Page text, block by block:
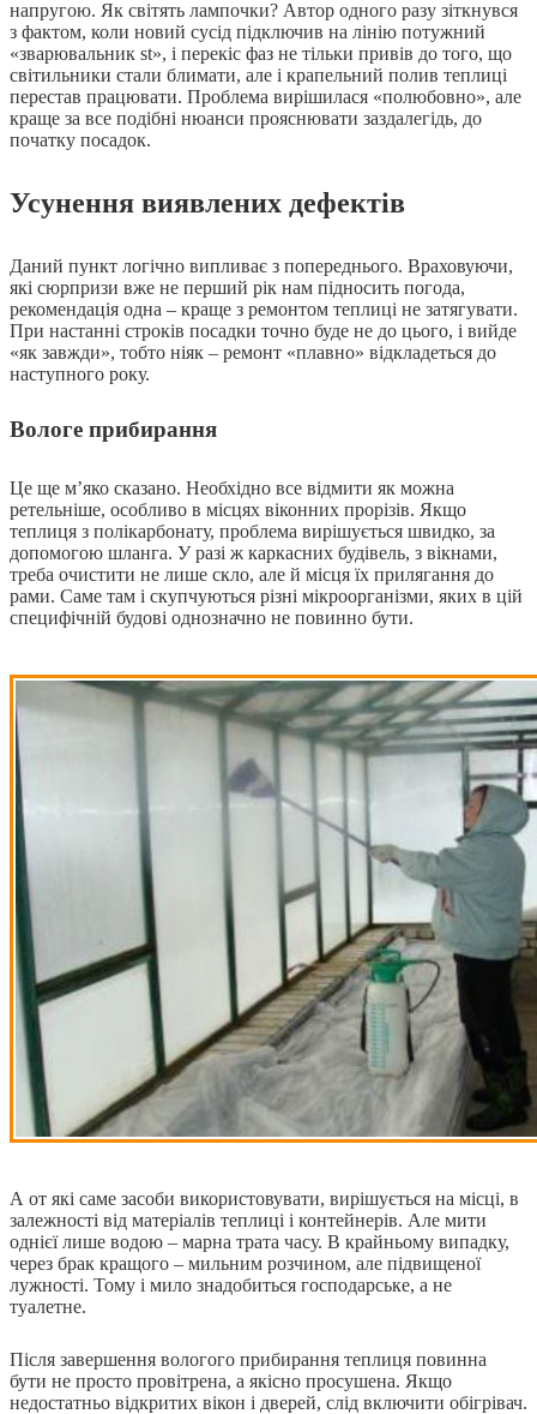
напругою. Як світять лампочки? Автор одного разу зіткнувся
з фактом, коли новий сусід підключив на лінію потужний
«зварювальник st», і перекіс фаз не тільки привів до того, що
світильники стали блимати, але і крапельний полив теплиці
перестав працювати. Проблема вирішилася «полюбовно», але
краще за все подібні нюанси прояснювати заздалегідь, до
початку посадок.
Усунення виявлених дефектів
Даний пункт логічно випливає з попереднього. Враховуючи,
які сюрпризи вже не перший рік нам підносить погода,
рекомендація одна – краще з ремонтом теплиці не затягувати.
При настанні строків посадки точно буде не до цього, і вийде
«як завжди», тобто ніяк – ремонт «плавно» відкладеться до
наступного року.
Вологе прибирання
Це ще м’яко сказано. Необхідно все відмити як можна
ретельніше, особливо в місцях віконних прорізів. Якщо
теплиця з полікарбонату, проблема вирішується швидко, за
допомогою шланга. У разі ж каркасних будівель, з вікнами,
треба очистити не лише скло, але й місця їх прилягання до
рами. Саме там і скупчуються різні мікроорганізми, яких в цій
специфічній будові однозначно не повинно бути.
А от які саме засоби використовувати, вирішується на місці, в
залежності від матеріалів теплиці і контейнерів. Але мити
однієї лише водою – марна трата часу. В крайньому випадку,
через брак кращого – мильним розчином, але підвищеної
лужності. Тому і мило знадобиться господарське, а не
туалетне.
Після завершення вологого прибирання теплиця повинна
бути не просто провітрена, а якісно просушена. Якщо
недостатньо відкритих вікон і дверей, слід включити обігрівач.